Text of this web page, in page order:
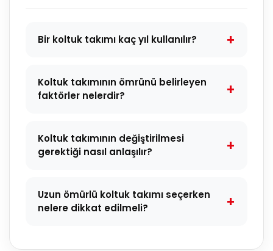
Bir koltuk takımı kaç yıl kullanılır?
Koltuk takımının ömrünü belirleyen
faktörler nelerdir?
Koltuk takımının değiştirilmesi
gerektiği nasıl anlaşılır?
Uzun ömürlü koltuk takımı seçerken
nelere dikkat edilmeli?